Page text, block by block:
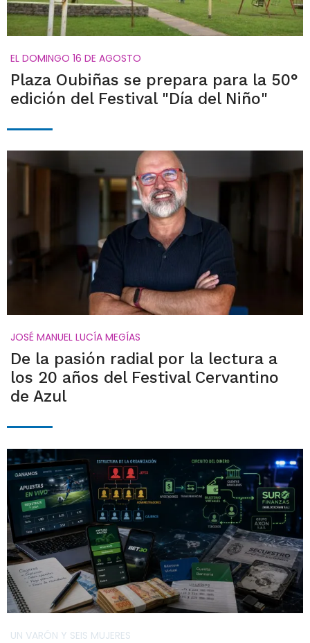
EL DOMINGO 16 DE AGOSTO
Plaza Oubiñas se prepara para la 50°
edición del Festival "Día del Niño"
JOSÉ MANUEL LUCÍA MEGÍAS
De la pasión radial por la lectura a
los 20 años del Festival Cervantino
de Azul
UN VARÓN Y SEIS MUJERES